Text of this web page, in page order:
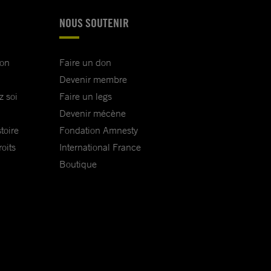
soi
NOUS SOUTENIR
Faire un don
Devenir membre
Faire un legs
Devenir mécène
Fondation Amnesty
International France
Boutique